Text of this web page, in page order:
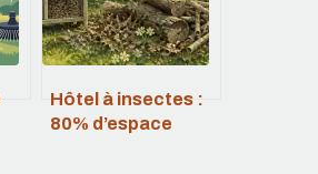
Hôtel à insectes :
80% d’espace